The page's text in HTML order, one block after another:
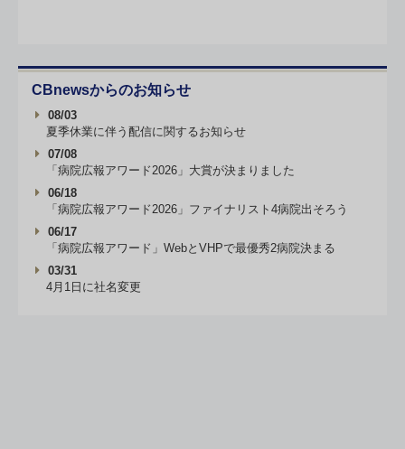
CBnewsからのお知らせ
08/03
夏季休業に伴う配信に関するお知らせ
07/08
「病院広報アワード2026」大賞が決まりました
06/18
「病院広報アワード2026」ファイナリスト4病院出そろう
06/17
「病院広報アワード」WebとVHPで最優秀2病院決まる
03/31
4月1日に社名変更